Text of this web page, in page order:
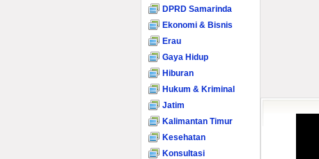
DPRD Samarinda
Ekonomi & Bisnis
Erau
Gaya Hidup
Hiburan
Hukum & Kriminal
Jatim
Kalimantan Timur
Kesehatan
Konsultasi